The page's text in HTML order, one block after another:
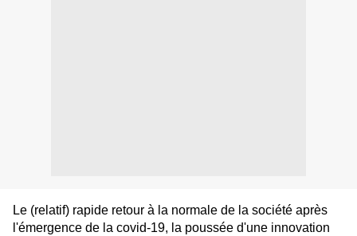
Le (relatif) rapide retour à la normale de la société après
l'émergence de la covid-19, la poussée d'une innovation